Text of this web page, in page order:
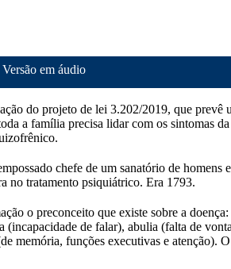
Versão em áudio
do projeto de lei 3.202/2019, que prevê
a família precisa lidar com os sintomas
chefe de um sanatório de
no tratamento psiquiátrico. Era 1793.
o preconceito que existe sobre a
de falar), abulia (falta de
funções executivas e atenção).